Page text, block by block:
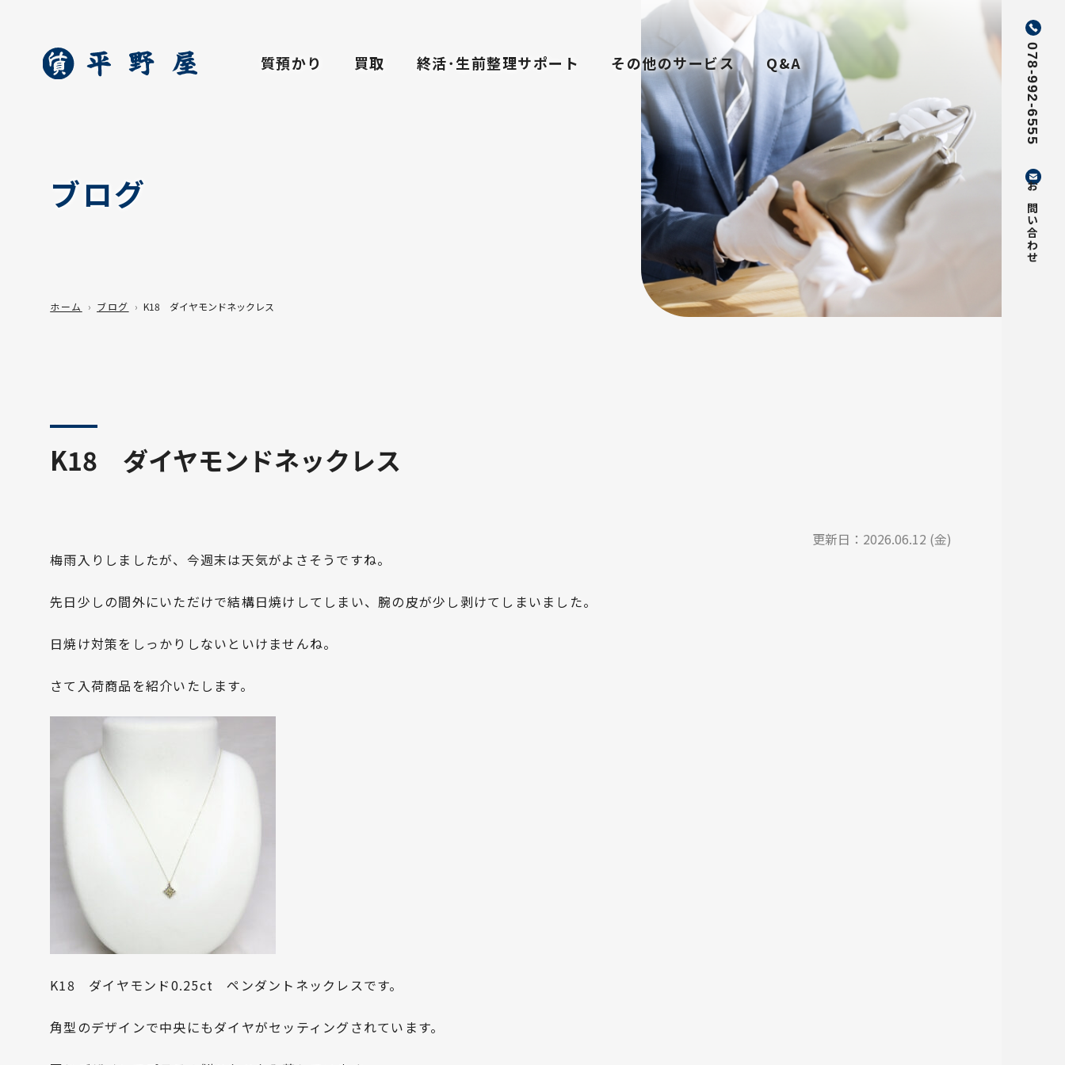
質預かり 買取 終活･生前整理サポート その他のサービス Q&A 078-992-6555
お問い合わせ
ブログ
ホーム ブログ K18 ダイヤモンドネックレス
K18 ダイヤモンドネックレス
更新日： 2026.06.12 (金)
梅雨入りしましたが、今週末は天気がよさそうですね。
先日少しの間外にいただけで結構日焼けしてしまい、腕の皮が少し剥けてしまいました。
日焼け対策をしっかりしないといけませんね。
さて入荷商品を紹介いたします。
K18 ダイヤモンド0.25ct ペンダントネックレスです。
角型のデザインで中央にもダイヤがセッティングされています。